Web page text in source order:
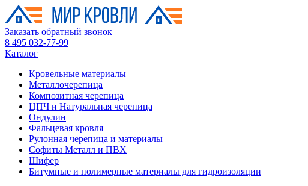
Заказать обратный звонок
8 495 032-77-99
Каталог
Кровельные материалы
Металлочерепица
Композитная черепица
ЦПЧ и Натуральная черепица
Ондулин
Фальцевая кровля
Рулонная черепица и материалы
Софиты Металл и ПВХ
Шифер
Битумные и полимерные материалы для гидроизоляции